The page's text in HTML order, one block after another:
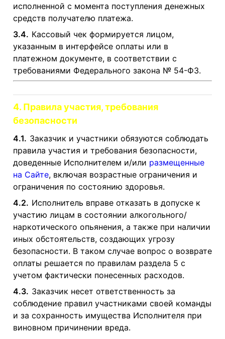
исполненной с момента поступления денежных
средств получателю платежа.
3.4. Кассовый чек формируется лицом,
указанным в интерфейсе оплаты или в
платежном документе, в соответствии с
требованиями Федерального закона № 54-ФЗ.
4. Правила участия, требования
безопасности
4.1. Заказчик и участники обязуются соблюдать
правила участия и требования безопасности,
доведенные Исполнителем и/или размещенные
на Сайте, включая возрастные ограничения и
ограничения по состоянию здоровья.
4.2. Исполнитель вправе отказать в допуске к
участию лицам в состоянии алкогольного/
наркотического опьянения, а также при наличии
иных обстоятельств, создающих угрозу
безопасности. В таком случае вопрос о возврате
оплаты решается по правилам раздела 5 с
учетом фактически понесенных расходов.
4.3. Заказчик несет ответственность за
соблюдение правил участниками своей команды
и за сохранность имущества Исполнителя при
виновном причинении вреда.